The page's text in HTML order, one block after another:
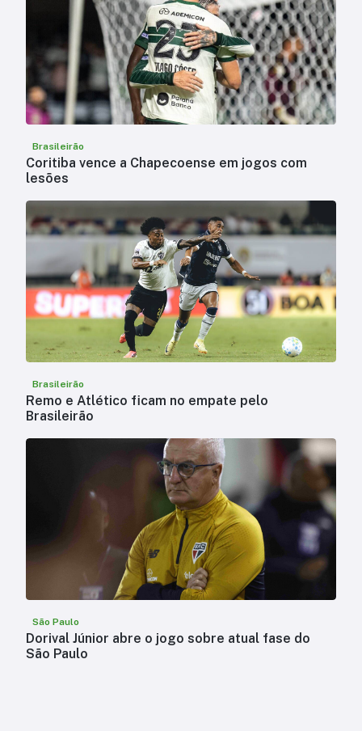
Brasileirão
Coritiba vence a Chapecoense em jogos com
lesões
Brasileirão
Remo e Atlético ficam no empate pelo
Brasileirão
São Paulo
Dorival Júnior abre o jogo sobre atual fase do
São Paulo